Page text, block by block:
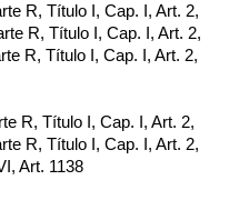
R, Título I, Cap. I, Art. 2,
R, Título I, Cap. I, Art. 2,
R, Título I, Cap. I, Art. 2,
R, Título I, Cap. I, Art. 2,
R, Título I, Cap. I, Art. 2,
Art. 1138